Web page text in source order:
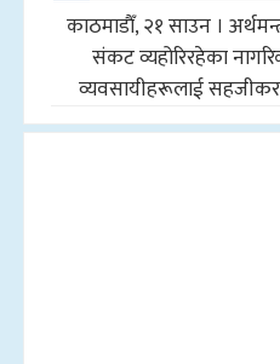
काठमाडाैँ, २१ साउन ।
संकट व्यहोरिरहेका
व्यवसायीहरूलाई